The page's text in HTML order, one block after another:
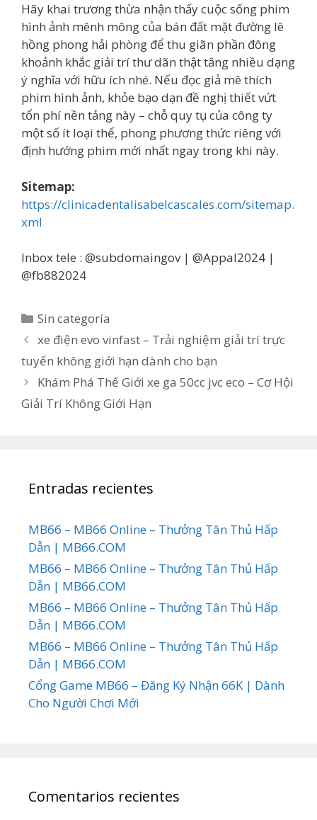
Hãy khai trương thừa nhận thấy cuộc sống phim
hình ảnh mênh mông của bán đất mặt đường lê
hồng phong hải phòng để thu giãn phần đông
khoảnh khắc giải trí thư dãn thật tăng nhiều dạng
ý nghĩa với hữu ích nhé. Nếu đọc giả mê thích
phim hình ảnh, khỏe bạo dạn đề nghị thiết vứt
tổn phí nền tảng này – chỗ quy tụ của công ty
một số ít loại thể, phong phương thức riêng với
định hướng phim mới nhất ngay trong khi này.
Sitemap:
https://clinicadentalisabelcascales.com/sitemap.
xml
Inbox tele : @subdomaingov | @Appal2024 |
@fb882024
Categorías
Sin categoría
xe điện evo vinfast – Trải nghiệm giải trí trực
tuyến không giới hạn dành cho bạn
Khám Phá Thế Giới xe ga 50cc jvc eco – Cơ Hội
Giải Trí Không Giới Hạn
Entradas recientes
MB66 – MB66 Online – Thưởng Tân Thủ Hấp
Dẫn | MB66.COM
MB66 – MB66 Online – Thưởng Tân Thủ Hấp
Dẫn | MB66.COM
MB66 – MB66 Online – Thưởng Tân Thủ Hấp
Dẫn | MB66.COM
MB66 – MB66 Online – Thưởng Tân Thủ Hấp
Dẫn | MB66.COM
Cổng Game MB66 – Đăng Ký Nhận 66K | Dành
Cho Người Chơi Mới
Comentarios recientes